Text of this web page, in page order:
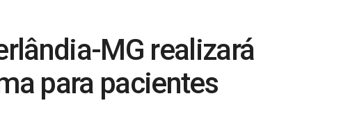
MG realizará
para pacientes